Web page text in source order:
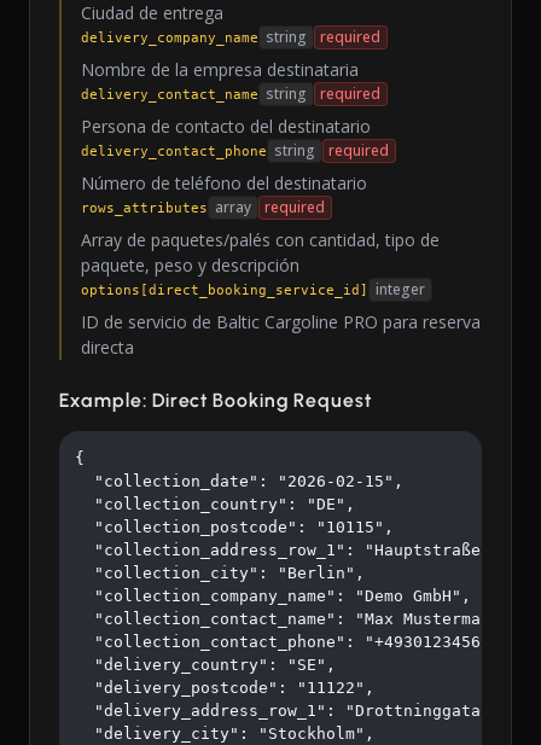
Ciudad de entrega
delivery_company_name string required
Nombre de la empresa destinataria
delivery_contact_name string required
Persona de contacto del destinatario
delivery_contact_phone string required
Número de teléfono del destinatario
rows_attributes array required
Array de paquetes/palés con cantidad, tipo de
paquete, peso y descripción
options[direct_booking_service_id] integer
ID de servicio de Baltic Cargoline PRO para reserva
directa
Example: Direct Booking Request
{
  "collection_date": "2026-02-15",
  "collection_country": "DE",
  "collection_postcode": "10115",
  "collection_address_row_1": "Hauptstraße 123",
  "collection_city": "Berlin",
  "collection_company_name": "Demo GmbH",
  "collection_contact_name": "Max Mustermann",
  "collection_contact_phone": "+4930123456",
  "delivery_country": "SE",
  "delivery_postcode": "11122",
  "delivery_address_row_1": "Drottninggatan 45",
  "delivery_city": "Stockholm",